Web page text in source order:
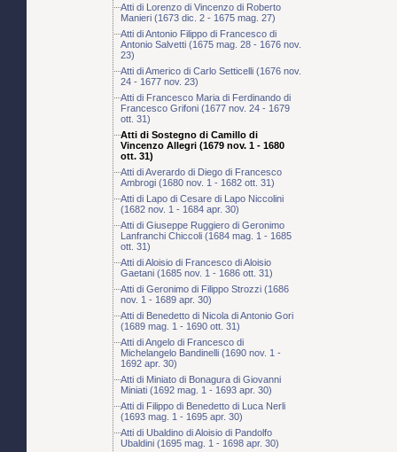
Atti di Lorenzo di Vincenzo di Roberto
Manieri (1673 dic. 2 - 1675 mag. 27)
Atti di Antonio Filippo di Francesco di
Antonio Salvetti (1675 mag. 28 - 1676 nov.
23)
Atti di Americo di Carlo Setticelli (1676 nov.
24 - 1677 nov. 23)
Atti di Francesco Maria di Ferdinando di
Francesco Grifoni (1677 nov. 24 - 1679
ott. 31)
Atti di Sostegno di Camillo di
Vincenzo Allegri (1679 nov. 1 - 1680
ott. 31)
Atti di Averardo di Diego di Francesco
Ambrogi (1680 nov. 1 - 1682 ott. 31)
Atti di Lapo di Cesare di Lapo Niccolini
(1682 nov. 1 - 1684 apr. 30)
Atti di Giuseppe Ruggiero di Geronimo
Lanfranchi Chiccoli (1684 mag. 1 - 1685
ott. 31)
Atti di Aloisio di Francesco di Aloisio
Gaetani (1685 nov. 1 - 1686 ott. 31)
Atti di Geronimo di Filippo Strozzi (1686
nov. 1 - 1689 apr. 30)
Atti di Benedetto di Nicola di Antonio Gori
(1689 mag. 1 - 1690 ott. 31)
Atti di Angelo di Francesco di
Michelangelo Bandinelli (1690 nov. 1 -
1692 apr. 30)
Atti di Miniato di Bonagura di Giovanni
Miniati (1692 mag. 1 - 1693 apr. 30)
Atti di Filippo di Benedetto di Luca Nerli
(1693 mag. 1 - 1695 apr. 30)
Atti di Ubaldino di Aloisio di Pandolfo
Ubaldini (1695 mag. 1 - 1698 apr. 30)